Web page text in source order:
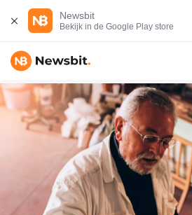
Newsbit
Bekijk in de Google Play store